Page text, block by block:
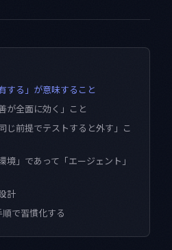
する」が意味すること
が全面に効く」こと
じ前提でテストすると外す」こ
境」であって「エージェント」
計
で習慣化する